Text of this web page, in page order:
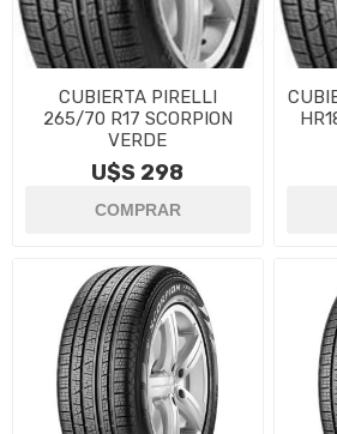
CUBIERTA PIRELLI
265/70 R17 SCORPION
VERDE
U$S 298